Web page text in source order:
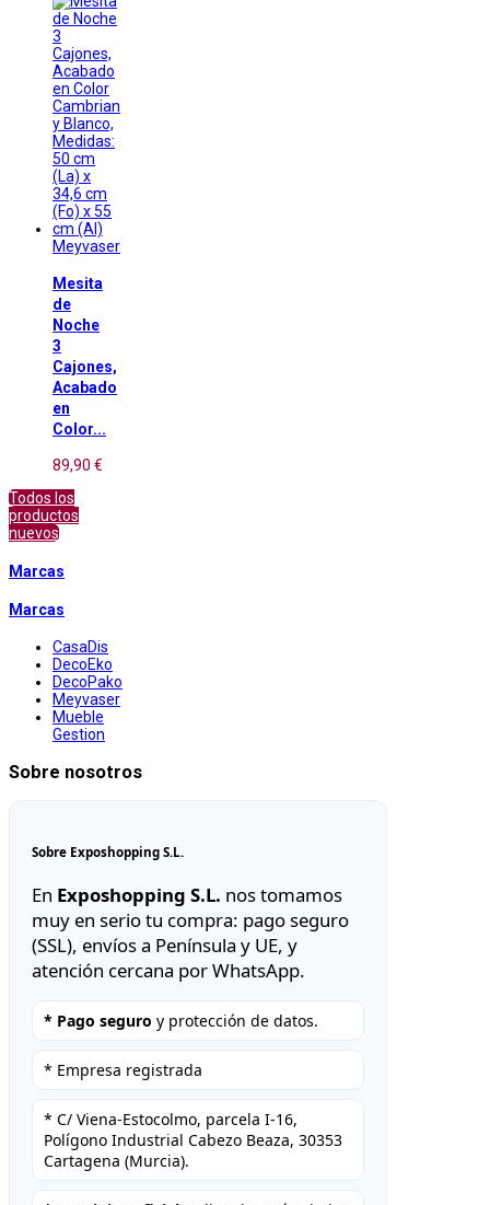
Meyvaser
Mesita
de
Noche
3
Cajones,
Acabado
en
Color...
89,90 €
Todos los
productos
nuevos
Marcas
Marcas
CasaDis
DecoEko
DecoPako
Meyvaser
Mueble
Gestion
Sobre nosotros
Sobre Exposhopping S.L.
En Exposhopping S.L. nos tomamos
muy en serio tu compra: pago seguro
(SSL), envíos a Península y UE, y
atención cercana por WhatsApp.
* Pago seguro y protección de datos.
* Empresa registrada
* C/ Viena-Estocolmo, parcela I-16,
Polígono Industrial Cabezo Beaza, 30353
Cartagena (Murcia).